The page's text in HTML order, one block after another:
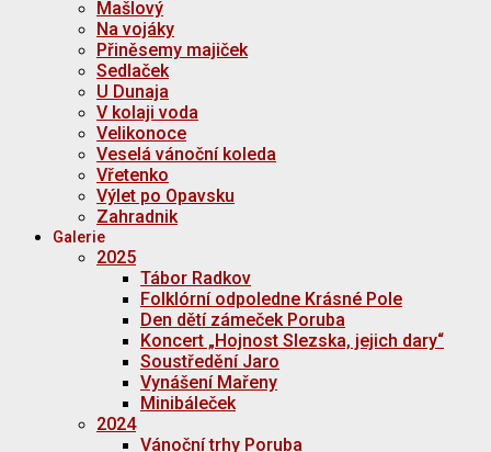
Mašlový
Na vojáky
Přiněsemy majiček
Sedlaček
U Dunaja
V kolaji voda
Velikonoce
Veselá vánoční koleda
Vřetenko
Výlet po Opavsku
Zahradnik
Galerie
2025
Tábor Radkov
Folklórní odpoledne Krásné Pole
Den dětí zámeček Poruba
Koncert „Hojnost Slezska, jejich dary“
Soustředění Jaro
Vynášení Mařeny
Minibáleček
2024
Vánoční trhy Poruba